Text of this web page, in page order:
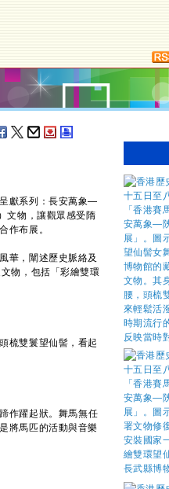
獻系列：長安萬象—
文物，讓觀眾感受隋
作布展。
華，闡述歷史脈絡及
物，包括「彩繪雙環
梳雙鬟望仙髻，看起
作躍起狀。舞馬無任
將馬匹的活動與音樂